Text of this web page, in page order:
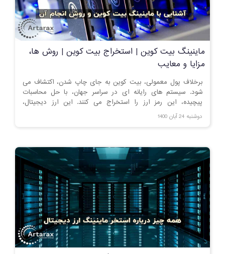
ماینینگ بیت کوین | استخراج بیت کوین | روش ها،
مزایا و معایب
برخلاف پول معمولی، بیت کوین به جای چاپ شدن، اکتشاف می
شود. سیستم های رایانه ای در سراسر جهان، با حل محاسبات
پیچیده، این رمز ارز را استخراج می کنند. این ارز دیجیتال،
محصولی ارزشمند از بلاک چین است.
دوشنبه 24 آبان 1400